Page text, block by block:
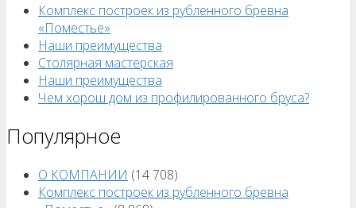
Комплекс построек из рубленного бревна
«Поместье»
Наши преимущества
Столярная мастерская
Наши преимущества
Чем хорош дом из профилированного бруса?
Популярное
О КОМПАНИИ (14 708)
Комплекс построек из рубленного бревна